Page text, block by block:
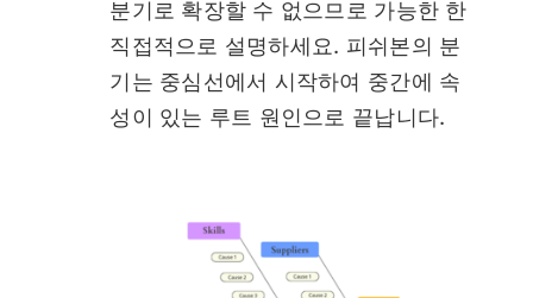
분기로 확장할 수 없으므로 가능한 한
직접적으로 설명하세요. 피쉬본의 분
기는 중심선에서 시작하여 중간에 속
성이 있는 루트 원인으로 끝납니다.